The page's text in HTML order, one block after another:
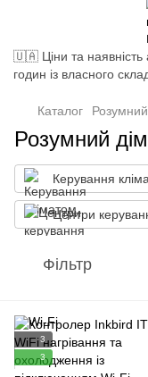
🇺🇦 Ціни та наявність
годин із власного
Каталог
Розумний дім
Керування
Центри
Фільтр
3
3